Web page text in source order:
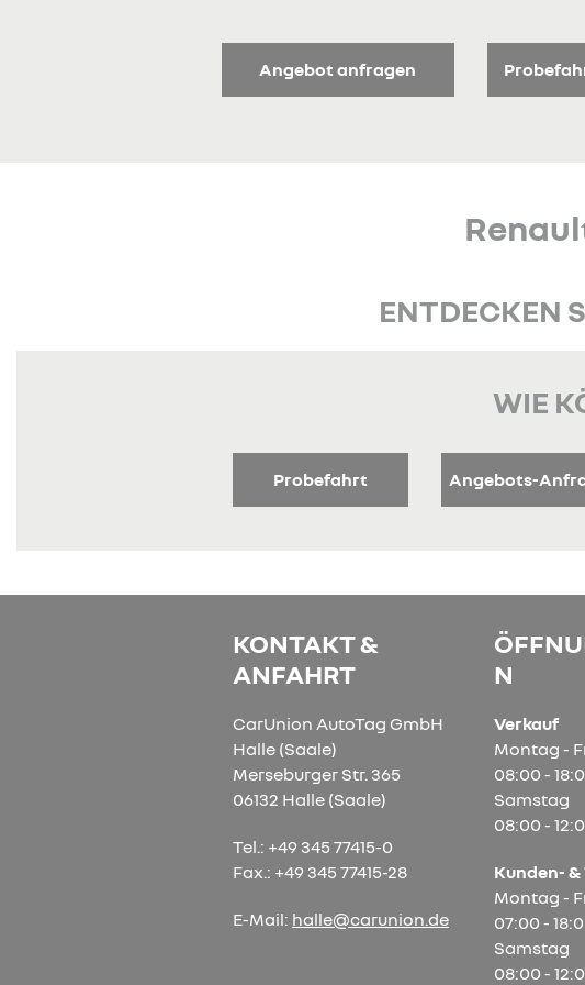
Angebot anfragen
ENTDECKEN
WIE
Probefahrt Angebots-
KONTAKT &
ANFAHRT
CarUnion AutoTag GmbH
Halle (Saale)
Merseburger Str. 365
06132 Halle (Saale)
Tel.: +49 345 77415-0
Fax.: +49 345 77415-28
E-Mail: halle@carunion.de
N
Verkauf
Montag -
08:00 -
Samstag
08:00 -
Kunden-
Montag -
07:00 -
Samstag
08:00 -